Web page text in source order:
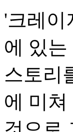
'크레이
에 있
스토리
에 미